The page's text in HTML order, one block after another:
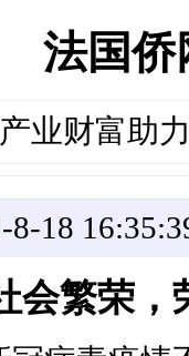
法国侨
产业财富助
18
会繁荣